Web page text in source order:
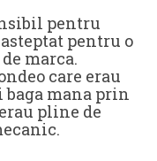
pentru
pentru o
marca.
care erau
mana prin
pline de